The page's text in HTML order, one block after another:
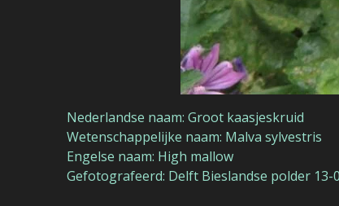
Nederlandse naam: Groot kaasjeskruid
Wetenschappelijke naam: Malva sylvestris
Engelse naam: High mallow
Gefotografeerd: Delft Bieslandse polder 13-